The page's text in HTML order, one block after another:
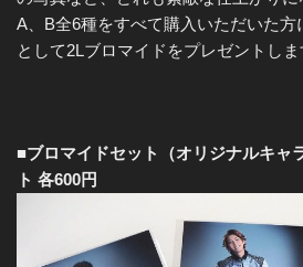
A、B全6種をすべて購入いただいた
として2Lブロマイドをプレゼントしま
■ブロマイドセット（オリジナルキャ
ト 各600円